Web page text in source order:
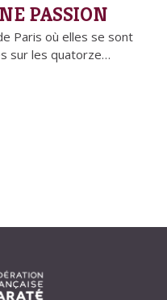
PASSION
Paris où elles se sont
sur les quatorze…